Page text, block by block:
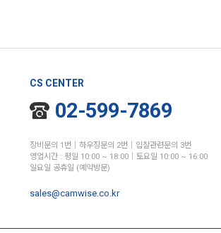
CS CENTER
02-599-7869
장비문의 1번│하우징문의 2번│입찰관련문의 3번
영업시간 : 평일 10:00 ~ 18:00│토요일 10:00 ~ 16:00
일요일 공휴일 (예약방문)
sales@camwise.co.kr